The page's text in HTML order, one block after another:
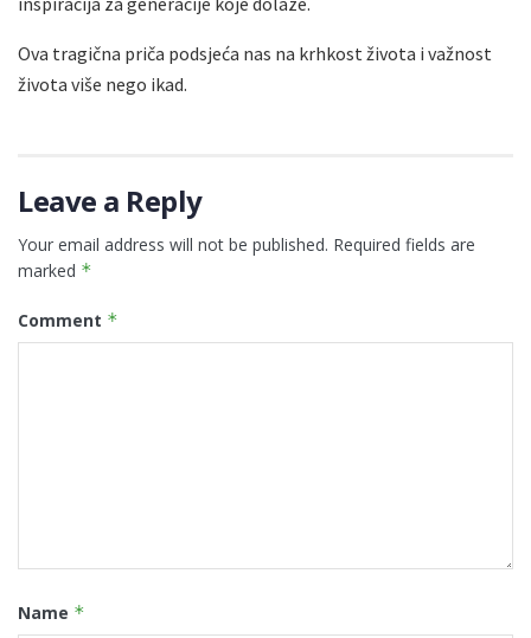
Ova tragična priča podsjeća nas na krhkost života i važnost
života više nego ikad.
Leave a Reply
Your email address will not be published. Required fields are
marked *
Comment *
Name *